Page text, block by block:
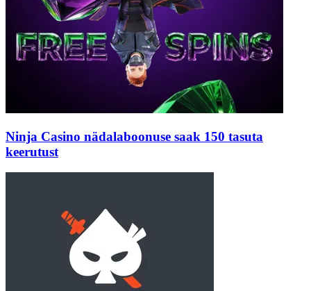
Ninja Casino nädalaboonuse saak 150 tasuta
keerutust